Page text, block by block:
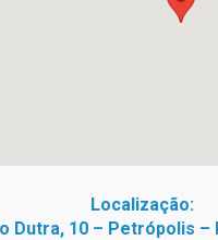
Localização:
Dutra, 10 – Petrópolis